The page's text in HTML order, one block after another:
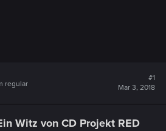
regular
#1
Mar 3, 2018
Witz von CD Projekt RED